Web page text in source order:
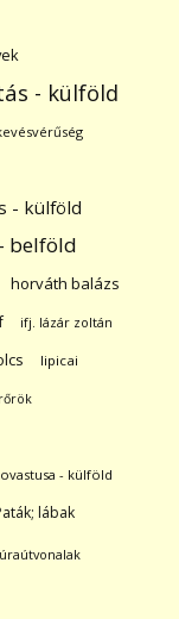
- külföld
- külföld
belföld
horváth balázs
ifj. lázár zoltán
lipicai
- külföld
lábak